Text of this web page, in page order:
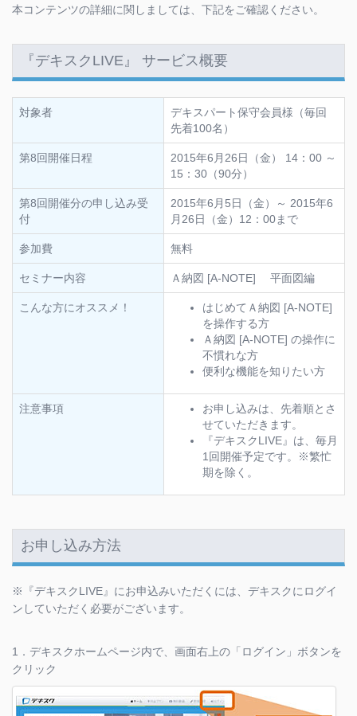
本コンテンツの詳細に関しましては、下記をご確認ください。
『デキスクLIVE』 サービス概要
対象者
デキスパート保守会員様（毎回
先着100名）
第8回開催日程
2015年6月26日（金） 14：00 ～
15：30（90分）
第8回開催分の申し込み受
付
2015年6月5日（金）～ 2015年6
月26日（金）12：00まで
参加費 無料
セミナー内容 Ａ納図 [A-NOTE] 平面図編
こんな方にオススメ！
はじめてＡ納図 [A-NOTE]
を操作する方
Ａ納図 [A-NOTE] の操作に
不慣れな方
便利な機能を知りたい方
注意事項
お申し込みは、先着順とさ
せていただきます。
『デキスクLIVE』は、毎月
1回開催予定です。※繁忙
期を除く。
お申し込み方法
※『デキスクLIVE』にお申込みいただくには、デキスクにログイ
ンしていただく必要がございます。
1．デキスクホームページ内で、画面右上の「ログイン」ボタンを
クリック